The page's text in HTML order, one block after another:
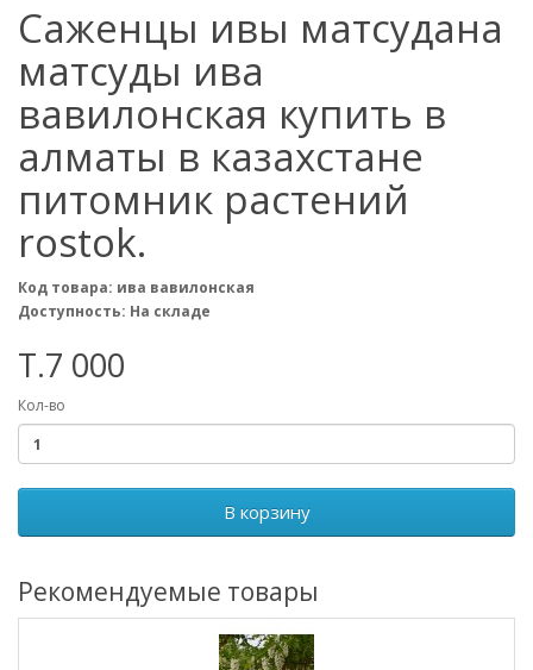
Саженцы ивы матсудана
матсуды ива
вавилонская купить в
алматы в казахстане
питомник растений
rostok.
Код товара: ива вавилонская
Доступность: На складе
T.7 000
Кол-во
В корзину
Рекомендуемые товары